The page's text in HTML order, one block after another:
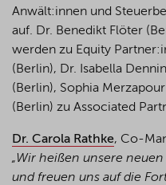
For more details, see
Anwält:innen und
auf. Dr. Benedikt Flöter
werden zu Equity
(Berlin), Dr. Isabella
(Berlin), Sophia
(Berlin) zu Associated
Dr. Carola Rathke, Co-
„Wir heißen unsere
und freuen uns auf die